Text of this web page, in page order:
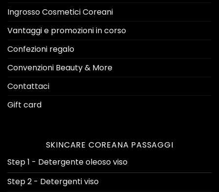
Ingrosso Cosmetici Coreani
Vantaggi e promozioni in corso
Confezioni regalo
Convenzioni Beauty & More
Contattaci
Gift card
SKINCARE COREANA PASSAGGI
Step 1 - Detergente oleoso viso
Step 2 - Detergenti viso